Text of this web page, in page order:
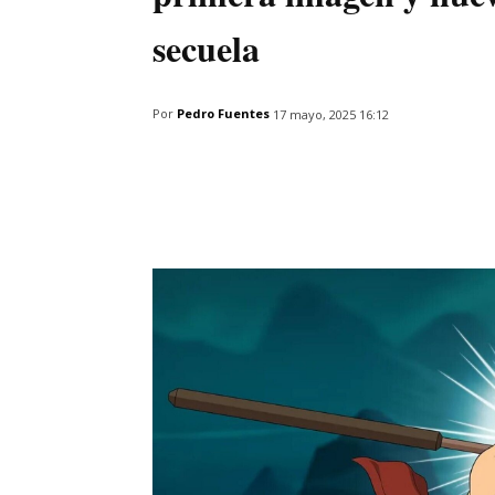
secuela
Por Pedro Fuentes 17 mayo, 2025 16:12